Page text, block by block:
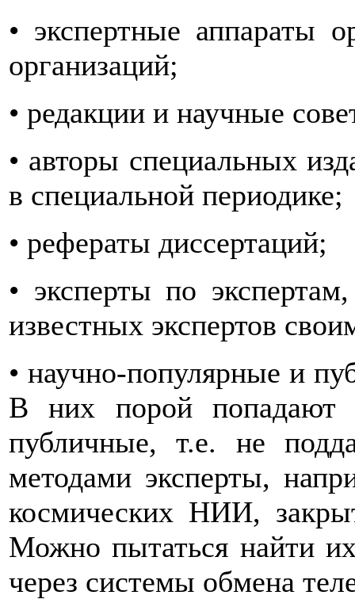
• экспертные аппараты
организаций;
• редакции и научные
• авторы специальных
в специальной периодике;
• рефераты диссертаций;
• эксперты по
известных экспертов
• научно-популярные и
В них порой попадают
публичные, т.е. не
методами эксперты,
космических НИИ,
Можно пытаться найти
через системы обмена